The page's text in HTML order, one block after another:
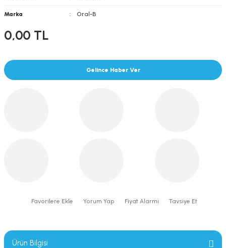
Marka Oral-B
0,00 TL
Gelince Haber Ver
Yorum Yap Fiyat Alarmı Tavsiye Et
Ürün Bilgisi